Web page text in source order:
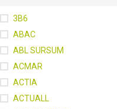
3B6
ABAC
ABL SURSUM
ACMAR
ACTIA
ACTUALL